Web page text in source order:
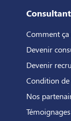
Comment ça
Devenir
Devenir
Condition de
Nos